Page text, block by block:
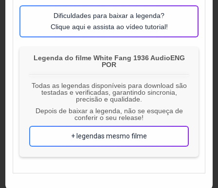
Dificuldades para baixar a legenda?
Clique aqui e assista ao vídeo tutorial!
Legenda do filme White Fang 1936 AudioENG
POR
Todas as legendas disponíveis para download são
testadas e verificadas, garantindo sincronia,
precisão e qualidade.
Depois de baixar a legenda, não se esqueça de
conferir o seu release!
+ legendas mesmo filme